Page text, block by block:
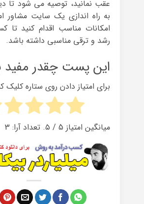
عقب نمانید، توصیه می شود تا
به راه اندازی یک سایت مشاور
امکانات مناسب اقدام کنید تا
رشد و ترقی مناسبی داشته باشد.
این پست چقدر مفید
برای امتیاز دادن روی ستاره کلیک
میانگین امتیاز 5/ ۵. تعداد آرا: 3